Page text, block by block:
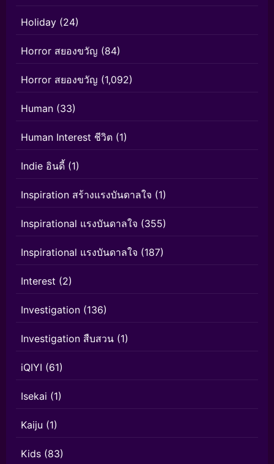
Holiday (24)
Horror สยองขวัญ (84)
Horror สยองขวัญ (1,092)
Human (33)
Human Interest ชีวิต (1)
Indie อินดี้ (1)
Inspiration สร้างแรงบันดาลใจ (1)
Inspirational แรงบันดาลใจ (355)
Inspirational แรงบันดาลใจ (187)
Interest (2)
Investigation (136)
Investigation สืบสวน (1)
iQIYI (61)
Isekai (1)
Kaiju (1)
Kids (83)